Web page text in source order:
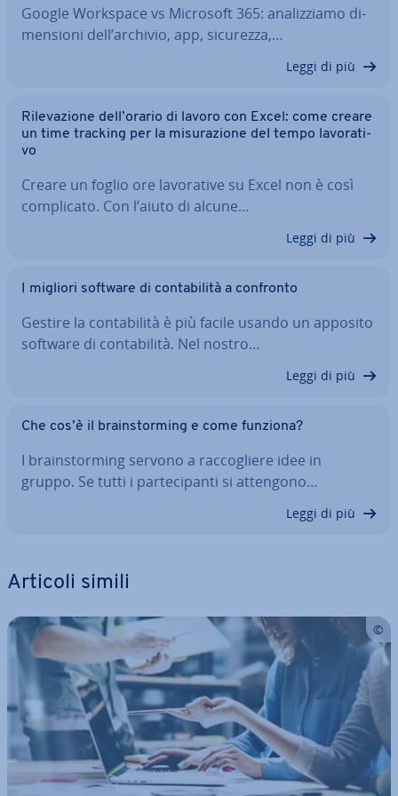
Google Workspace vs Microsoft 365: ana­liz­zia­mo di­
men­sio­ni dell’archivio, app, sicurezza,…
Leggi di più
Ri­le­va­zio­ne dell’orario di lavoro con Excel: come creare
un time tracking per la mi­su­ra­zio­ne del tempo la­vo­ra­ti­
vo
Creare un foglio ore la­vo­ra­ti­ve su Excel non è così
com­pli­ca­to. Con l’aiuto di alcune…
Leggi di più
I migliori software di con­ta­bi­li­tà a confronto
Gestire la con­ta­bi­li­tà è più facile usando un apposito
software di con­ta­bi­li­tà. Nel nostro…
Leggi di più
Che cos’è il brain­stor­ming e come funziona?
I brain­stor­ming servono a rac­co­glie­re idee in
gruppo. Se tutti i par­te­ci­pan­ti si attengono…
Leggi di più
Articoli simili